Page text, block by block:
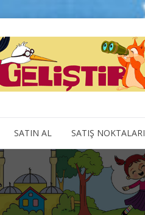
SATIN AL SATIŞ NOKTALARI